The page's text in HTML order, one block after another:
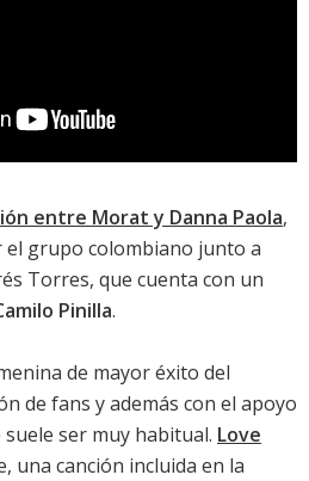
entre Morat y Danna Paola,
grupo colombiano junto a
Torres, que cuenta con un
Pinilla.
de mayor éxito del
de fans y además con el apoyo
ser muy habitual. Love
una canción incluida en la